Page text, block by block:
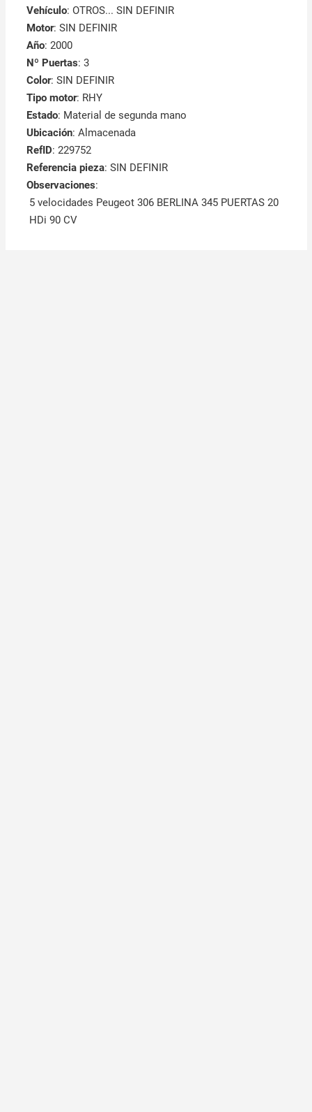
Vehículo: OTROS... SIN DEFINIR
Motor: SIN DEFINIR
Año: 2000
Nº Puertas: 3
Color: SIN DEFINIR
Tipo motor: RHY
Estado: Material de segunda mano
Ubicación: Almacenada
RefID: 229752
Referencia pieza: SIN DEFINIR
Observaciones:
5 velocidades Peugeot 306 BERLINA 345 PUERTAS 20
HDi 90 CV